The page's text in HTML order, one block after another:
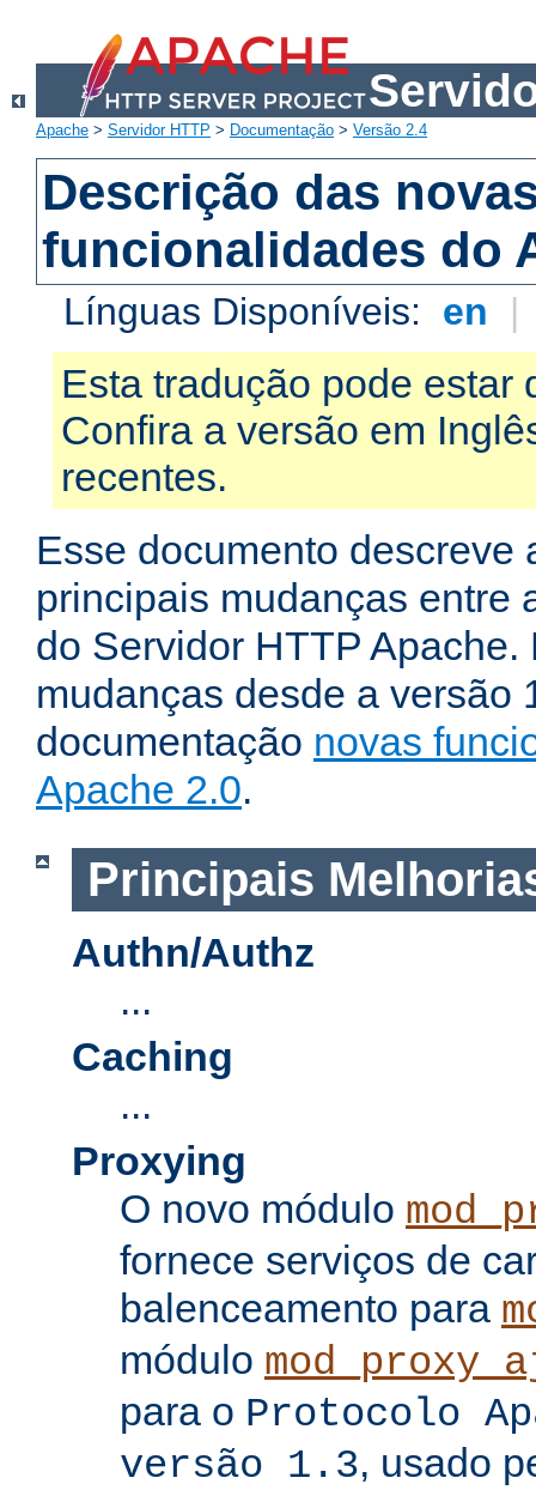
Apache > Servidor HTTP > Documentação > Versão 2.4
Descrição das
funcionalidades do
Línguas Disponíveis: en |
Esta tradução pode estar
Confira a versão em
recentes.
Esse documento descreve
principais mudanças entre
do Servidor HTTP Apache.
mudanças desde a versão
documentação novas
Apache 2.0.
Principais
Authn/Authz
...
Caching
...
Proxying
O novo módulo
fornece serviços de
balenceamento para
módulo
para o Protocolo
versão 1.3, usado